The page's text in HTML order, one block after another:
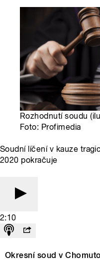
Rozhodnutí soudu
Foto: Profimedia
Soudní líčení v kauze
2020 pokračuje
2:10
Okresní soud v